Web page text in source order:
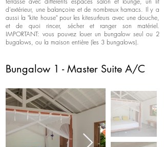
d'extérieur, une balançoire et de nombreux hamacs. Il y a
aussi la "kite house" pour les kitesurfeurs avec une douche,
et de quoi rincer, sécher et ranger son matériel.
IMPORTANT: vous pouvez louer un bungalow seul ou 2
bugalows, ou la maison entière (les 3 bungalows).
Bungalow 1 - Master Suite A/C